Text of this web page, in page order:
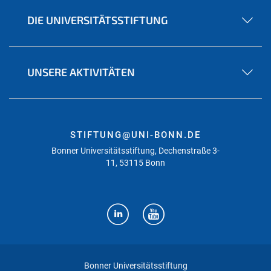
DIE UNIVERSITÄTSSTIFTUNG
UNSERE AKTIVITÄTEN
STIFTUNG@UNI-BONN.DE
Bonner Universitätsstiftung, Dechenstraße 3-
11, 53115 Bonn
Bonner Universitätsstiftung